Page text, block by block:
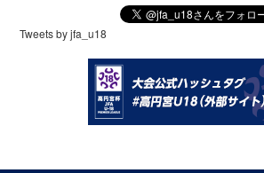
Tweets by jfa_u18